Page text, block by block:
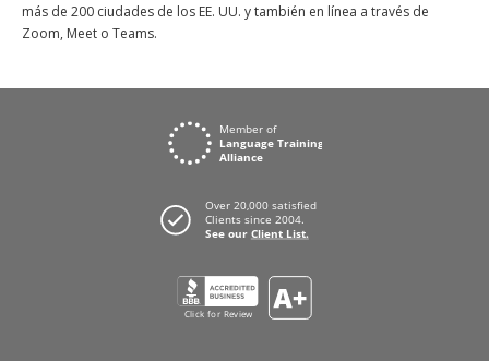
más de 200 ciudades de los EE. UU. y también en línea a través de
Zoom, Meet o Teams.